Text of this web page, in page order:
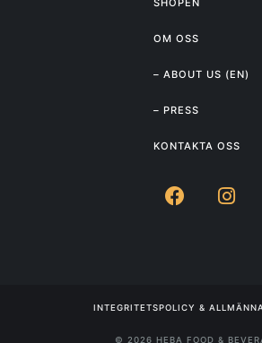
SHOPEN
OM OSS
– ABOUT US (EN)
– PRESS
KONTAKTA OSS
© 2026 HEBA FOOD &
INTEGRITETSPOLICY &